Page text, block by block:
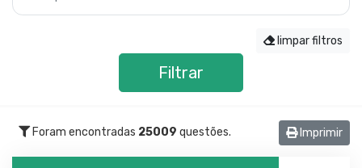
limpar filtros
Filtrar
Imprimir
Foram encontradas 25009 questões.